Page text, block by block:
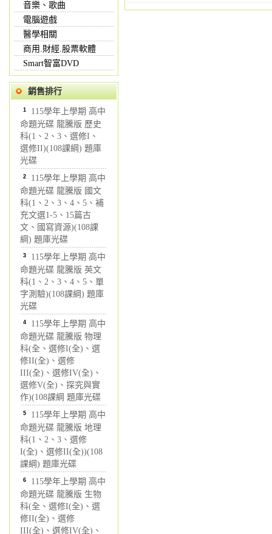
音樂、歌曲
電腦遊戲
醫學相關
商用.財經.股票軟體
Smart智富DVD
銷售排行
1 115學年上學期 高中
命題光碟 龍騰版 歷史
科(1、2、3、選修I、
選修II)(108課綱) 題庫
光碟
2 115學年上學期 高中
命題光碟 龍騰版 國文
科(1、2、3、4、5、補
充文選1-5、15篇古
文、國寫資源)(108課
綱) 題庫光碟
3 115學年上學期 高中
命題光碟 龍騰版 英文
科(1、2、3、4、5、單
字測驗)(108課綱) 題庫
光碟
4 115學年上學期 高中
命題光碟 龍騰版 物理
科(全、選修I(全)、選
修II(全)、選修
III(全)、選修IV(全)、
選修V(全)、探究與實
作)(108課綱 題庫光碟
5 115學年上學期 高中
命題光碟 龍騰版 地理
科(1、2、3、選修
I(全)、選修II(全))(108
課綱) 題庫光碟
6 115學年上學期 高中
命題光碟 龍騰版 生物
科(全、選修I(全)、選
修II(全)、選修
III(全)、選修IV(全)、